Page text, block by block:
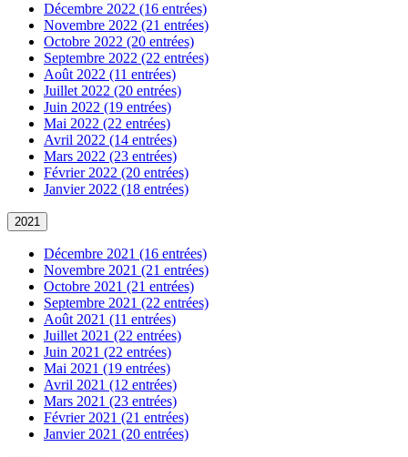
Décembre 2022 (16 entrées)
Novembre 2022 (21 entrées)
Octobre 2022 (20 entrées)
Septembre 2022 (22 entrées)
Août 2022 (11 entrées)
Juillet 2022 (20 entrées)
Juin 2022 (19 entrées)
Mai 2022 (22 entrées)
Avril 2022 (14 entrées)
Mars 2022 (23 entrées)
Février 2022 (20 entrées)
Janvier 2022 (18 entrées)
2021
Décembre 2021 (16 entrées)
Novembre 2021 (21 entrées)
Octobre 2021 (21 entrées)
Septembre 2021 (22 entrées)
Août 2021 (11 entrées)
Juillet 2021 (22 entrées)
Juin 2021 (22 entrées)
Mai 2021 (19 entrées)
Avril 2021 (12 entrées)
Mars 2021 (23 entrées)
Février 2021 (21 entrées)
Janvier 2021 (20 entrées)